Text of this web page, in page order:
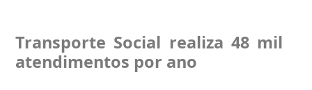
Transporte Social realiza 48 mil
atendimentos por ano